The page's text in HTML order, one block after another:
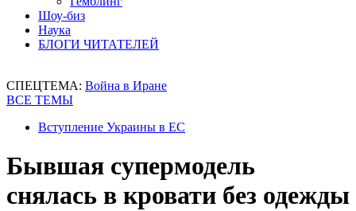
Шоу-биз
Наука
БЛОГИ ЧИТАТЕЛЕЙ
СПЕЦТЕМА: Война в Иране
ВСЕ ТЕМЫ
Вступление Украины в ЕС
Бывшая супермодель
снялась в кровати без одежды